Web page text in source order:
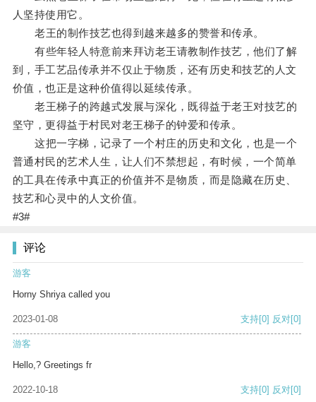
人坚持使用它。
老王的制作技艺也得到越来越多的赞誉和传承。
有些年轻人特意前来拜访老王请教制作技艺，他们了解
到，手工艺品传承并不仅止于物质，还有历史和技艺的人文
价值，也正是这种价值得以延续传承。
老王梯子的跨越式发展与深化，既得益于老王对技艺的
坚守，更得益于村民对老王梯子的钟爱和传承。
这把一字梯，记录了一个村庄的历史和文化，也是一个
普通村民的艺术人生，让人们不禁想起，有时候，一个简单
的工具在传承中真正的价值并不是物质，而是隐藏在历史、
技艺和心灵中的人文价值。
#3#
评论
游客
Horny Shriya called you
2023-01-08 支持[0] 反对[0]
游客
Hello,? Greetings fr
2022-10-18 支持[0] 反对[0]